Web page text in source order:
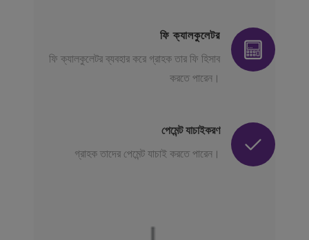
ফি ক্যালকুলেটর
ফি ক্যালকুলেটর ব্যবহার করে গ্রাহক তার ফি হিসাব
করতে পারেন।
পেমেন্ট যাচাইকরণ
গ্রাহক তাদের পেমেন্ট যাচাই করতে পারেন।